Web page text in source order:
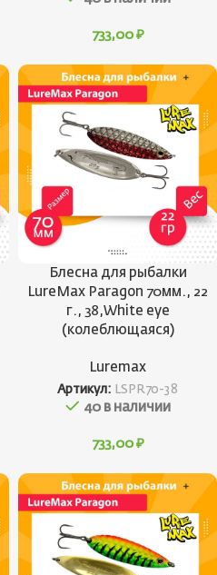
733,00 ₽
Блесна для рыбалки
LureMax Paragon 70мм., 22
г., 38,White eye
(колеблющаяся)
Luremax
Артикул: LSPR70-38
40 в наличии
733,00 ₽